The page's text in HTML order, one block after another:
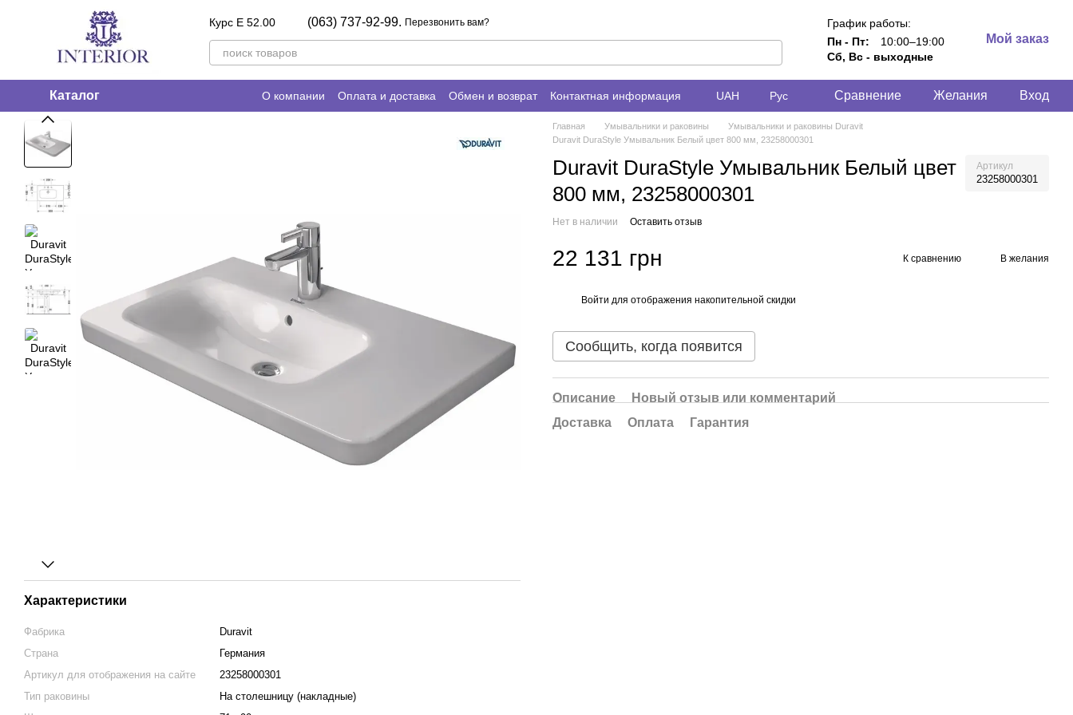
Перейти к основному контенту
Курс E 52.00
(063) 737-92-99. Перезвонить вам?
График работы:
Пн - Пт:
10:00–19:00
Сб, Вс - выходные
Мой заказ
Каталог О компании Оплата и доставка Обмен и возврат Контактная информация UAH Рус Сравнение Желания Вход
Характеристики
Фабрика
Duravit
Страна
Германия
Артикул для отображения на сайте
23258000301
Тип раковины
На столешницу (накладные)
Главная Умывальники и раковины
Умывальники и раковины Duravit
Duravit DuraStyle Умывальник Белый цвет 800 мм, 23258000301
Duravit DuraStyle Умывальник Белый цвет
800 мм, 23258000301
Артикул
23258000301
Нет в наличии Оставить отзыв
22 131 грн К сравнению В желания
Войти для отображения накопительной скидки
Сообщить, когда появится
Описание
Новый отзыв или комментарий
Доставка
Оплата Гарантия